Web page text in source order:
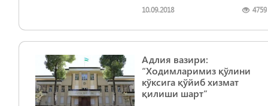
10.09.2018 4759
Адлия вазири:
“Ходимларимиз қўлини
кўксига қўйиб хизмат
қилиши шарт”